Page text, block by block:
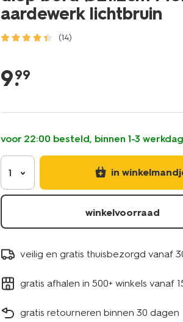
aardewerk lichtbruin
(14)
bord-
9650192.html
9.
99
voor 22:00 besteld, binnen 1-3
1 in
winkelvoorraad
veilig en gratis thuisbezorgd vanaf
gratis afhalen in 500+ winkels vanaf
gratis retourneren binnen 30 dagen